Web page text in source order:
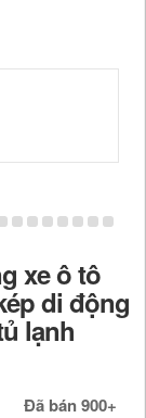
xe ô tô
di động
lạnh
Đã bán 900+